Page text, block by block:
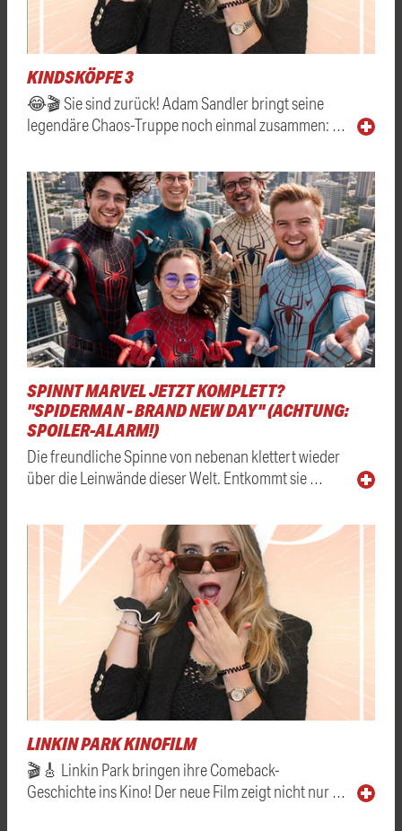
KINDSKÖPFE 3
😂🎬 Sie sind zurück! Adam Sandler bringt seine
legendäre Chaos-Truppe noch einmal zusammen: …
SPINNT MARVEL JETZT KOMPLETT?
"SPIDERMAN - BRAND NEW DAY" (ACHTUNG:
SPOILER-ALARM!)
Die freundliche Spinne von nebenan klettert wieder
über die Leinwände dieser Welt. Entkommt sie …
LINKIN PARK KINOFILM
🎬🎸 Linkin Park bringen ihre Comeback-
Geschichte ins Kino! Der neue Film zeigt nicht nur …